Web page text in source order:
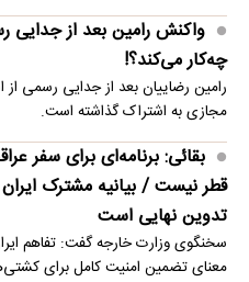
واکنش رامین بعد از جدایی
چه‌کار می‌کند؟!
رامین رضاییان بعد از جدایی رسمی
مجازی به اشتراک گذاشته است.
بقائی: برنامه‌ای برای سفر
قطر نیست / بیانیه مشترک
تدوین نهایی است
سخنگوی وزارت خارجه گفت: تفاهم
معنای تضمین امنیت کامل برای